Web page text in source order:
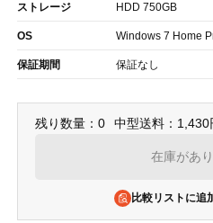
ストレージ HDD 750GB
OS Windows 7 Home
保証期間 保証なし
残り数量：0 中型送料：1,430
在庫があ
比較リストに追